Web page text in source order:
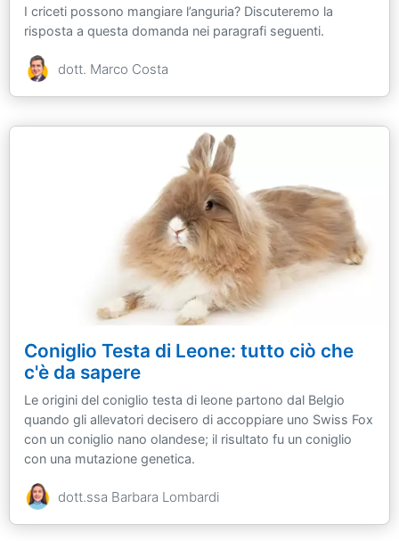
I criceti possono mangiare l’anguria? Discuteremo la
risposta a questa domanda nei paragrafi seguenti.
dott. Marco Costa
Coniglio Testa di Leone: tutto ciò che
c'è da sapere
Le origini del coniglio testa di leone partono dal Belgio
quando gli allevatori decisero di accoppiare uno Swiss Fox
con un coniglio nano olandese; il risultato fu un coniglio
con una mutazione genetica.
dott.ssa Barbara Lombardi